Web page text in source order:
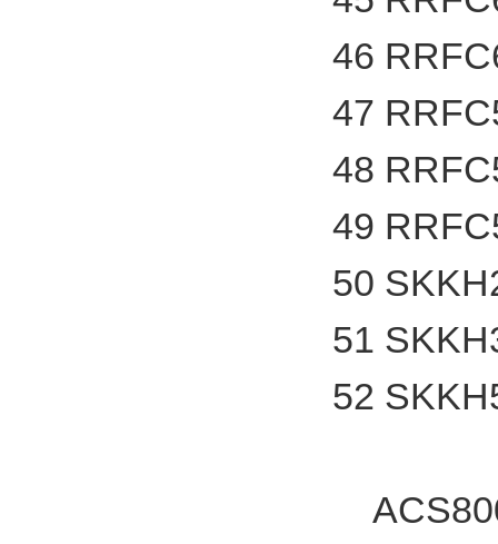
46
47
48
49
50
51
52